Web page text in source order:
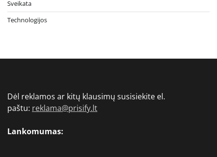
Sveikata
Technologijos
Dėl reklamos ar kitų klausimų susisiekite el.
paštu: reklama@prisify.lt
Lankomumas: